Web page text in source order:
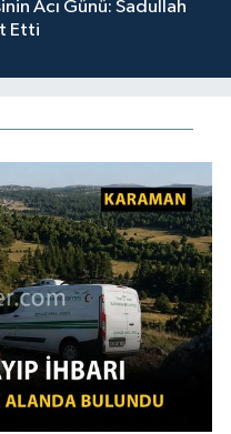
Acı Günü: Sadullah
Etti